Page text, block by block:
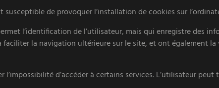
de provoquer l’installation de cookies sur
l’identification de l’utilisateur, mais qui enregistre des
la navigation ultérieure sur le site, et ont également
l’impossibilité d’accéder à certains services. L’utilisateur